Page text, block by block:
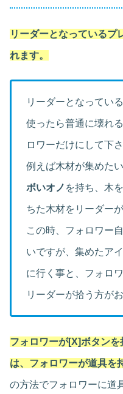
リーダーとなっているプ
れます。
リーダーとなってい
使ったら普通に壊れ
ロワーだけにして下さ
例えば木材が集めた
ボいオノ を持ち、木
ちた木材をリーダー
この時、フォロワー
いですが、集めたア
に行く事と、フォロ
リーダーが拾う方が
フォロワーが[X]ボタン
は、フォロワーが道具を
の方法でフォロワーに道